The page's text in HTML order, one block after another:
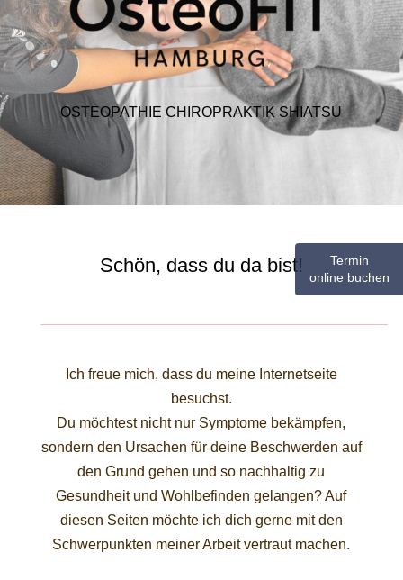
OSTEOPATHIE CHIROPRAKTIK SHIATSU
Schön, dass du da bist!
Ich freue mich, dass du meine Internetseite
besuchst.
Du möchtest nicht nur Symptome bekämpfen,
sondern den Ursachen für deine Beschwerden auf
den Grund gehen und so nachhaltig zu
Gesundheit und Wohlbefinden gelangen? Auf
diesen Seiten möchte ich dich gerne mit den
Schwerpunkten meiner Arbeit vertraut machen.
Termin
online buchen